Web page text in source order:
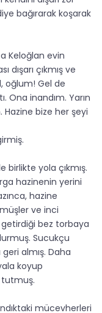
bağırarak koşarak
Keloğlan evin
dışarı çıkmış ve
oğlum! Gel de
Ona inandım. Yarın
bize her şeyi
birlikte yola çıkmış.
hazinenin yerini
hazine
ve inci
bez torbaya
Sucukçu
almış. Daha
koyup
mücevherleri